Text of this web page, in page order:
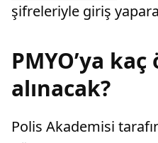
şifreleriyle giriş
PMYO’ya
alınacak?
Polis Akademisi